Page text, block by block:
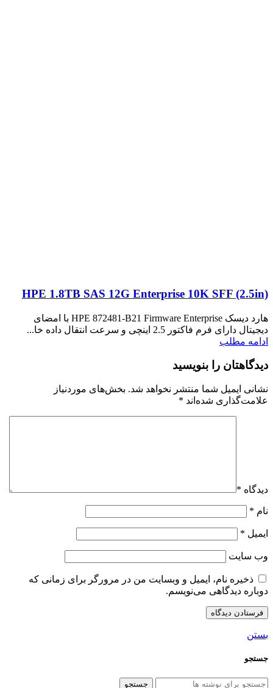
HPE 1.8TB SAS 12G Enterprise 10K SFF (2.5in)
هارد دیسک HPE 872481-B21 Firmware Enterprise با امضای
دیجیتال دارای فرم فاکتور 2.5 اینچی و سرعت انتقال داده خا...
ادامه مطلب
دیدگاهتان را بنویسید
نشانی ایمیل شما منتشر نخواهد شد. بخش‌های موردنیاز
علامت‌گذاری شده‌اند *
دیدگاه *
نام *
ایمیل *
وب‌ سایت
ذخیره نام، ایمیل و وبسایت من در مرورگر برای زمانی که
دوباره دیدگاهی می‌نویسم.
بستن
جستجو
جستجو